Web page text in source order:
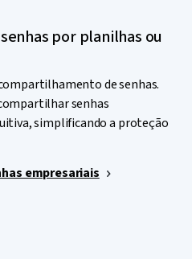
por planilhas ou
de senhas.
senhas
simplificando a proteção
empresariais